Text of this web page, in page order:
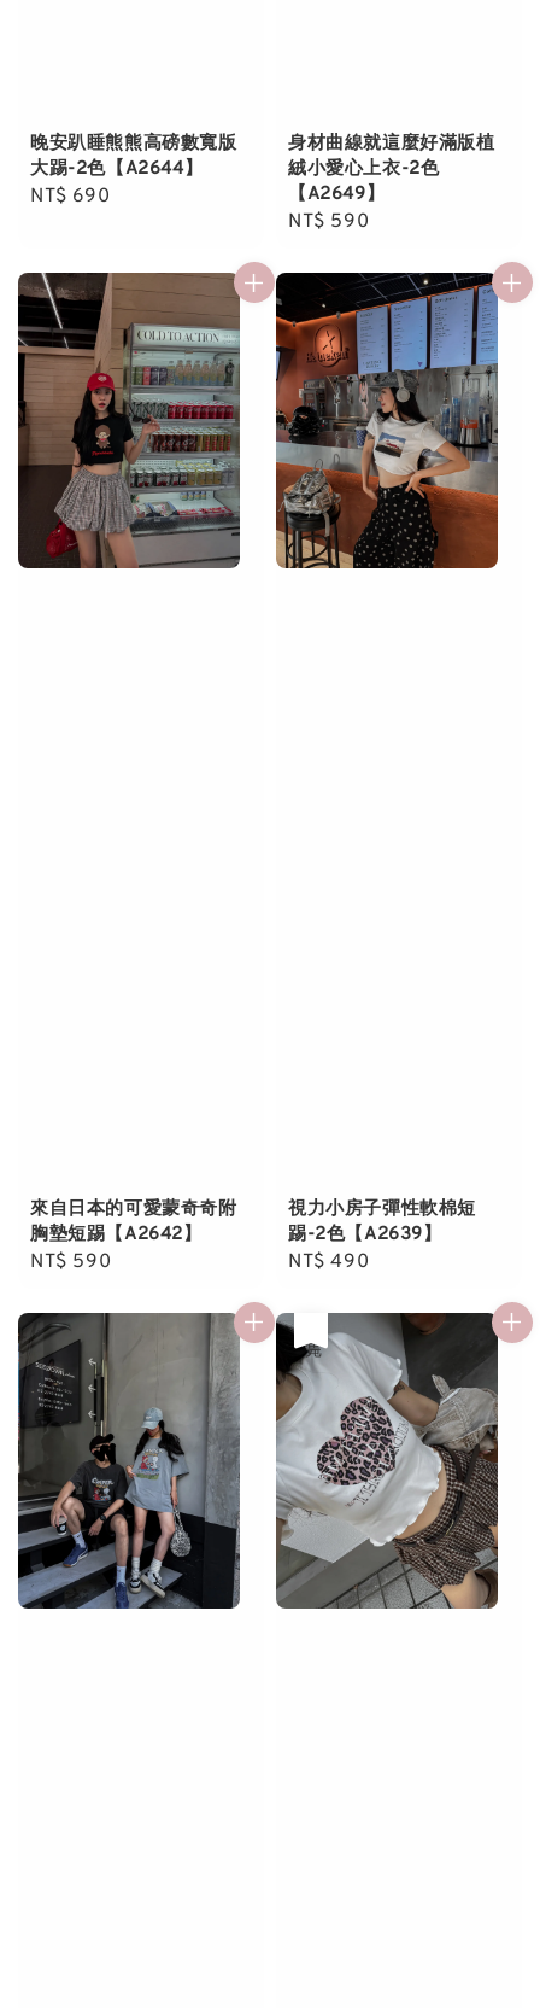
晚安趴睡熊熊高磅數寬版
大踢-2色【A2644】
Regular
NT$ 690
身材曲線就這麼好滿版植
絨小愛心上衣-2色
【A2649】
Regular
NT$ 590
來自日本的可愛蒙奇奇附
胸墊短踢【A2642】
Regular
NT$ 590
視力小房子彈性軟棉短
踢-2色【A2639】
Regular
NT$ 490